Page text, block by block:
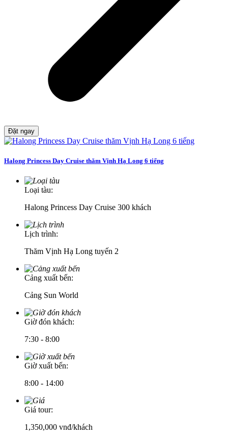
Đặt ngay
Halong Princess Day Cruise thăm Vịnh Hạ Long 6 tiếng
Loại tàu:
Halong Princess Day Cruise 300 khách
Lịch trình:
Thăm Vịnh Hạ Long tuyến 2
Cảng xuất bến:
Cảng Sun World
Giờ đón khách:
7:30 - 8:00
Giờ xuất bến:
8:00 - 14:00
Giá tour:
1,350,000 vnđ/khách